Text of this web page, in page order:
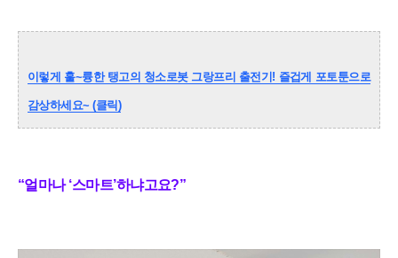
이렇게 훌~륭한 탱고의 청소로봇 그랑프리 출전기! 즐겁게 포토툰으로
감상하세요~ (클릭)
“얼마나 ‘스마트’하냐고요?”